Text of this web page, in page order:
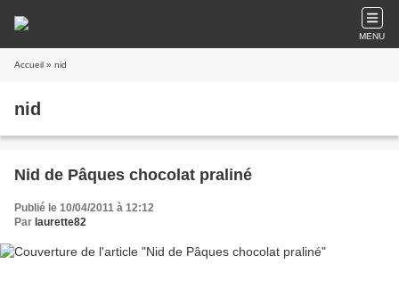
MENU
Accueil » nid
nid
Nid de Pâques chocolat praliné
Publié le 10/04/2011 à 12:12
Par laurette82